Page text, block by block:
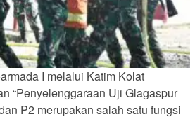
I melalui Katim Kolat
“Penyelenggaraan Uji Glagaspur
P2 merupakan salah satu fungsi